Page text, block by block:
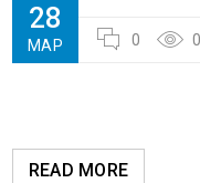
28
МАР 0 0
READ MORE